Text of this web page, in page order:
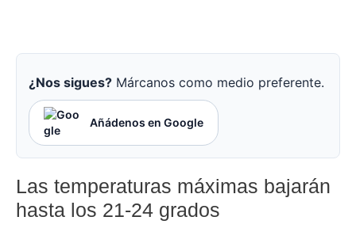
¿Nos sigues? Márcanos como medio preferente.
Añádenos en Google
Las temperaturas máximas bajarán
hasta los 21-24 grados